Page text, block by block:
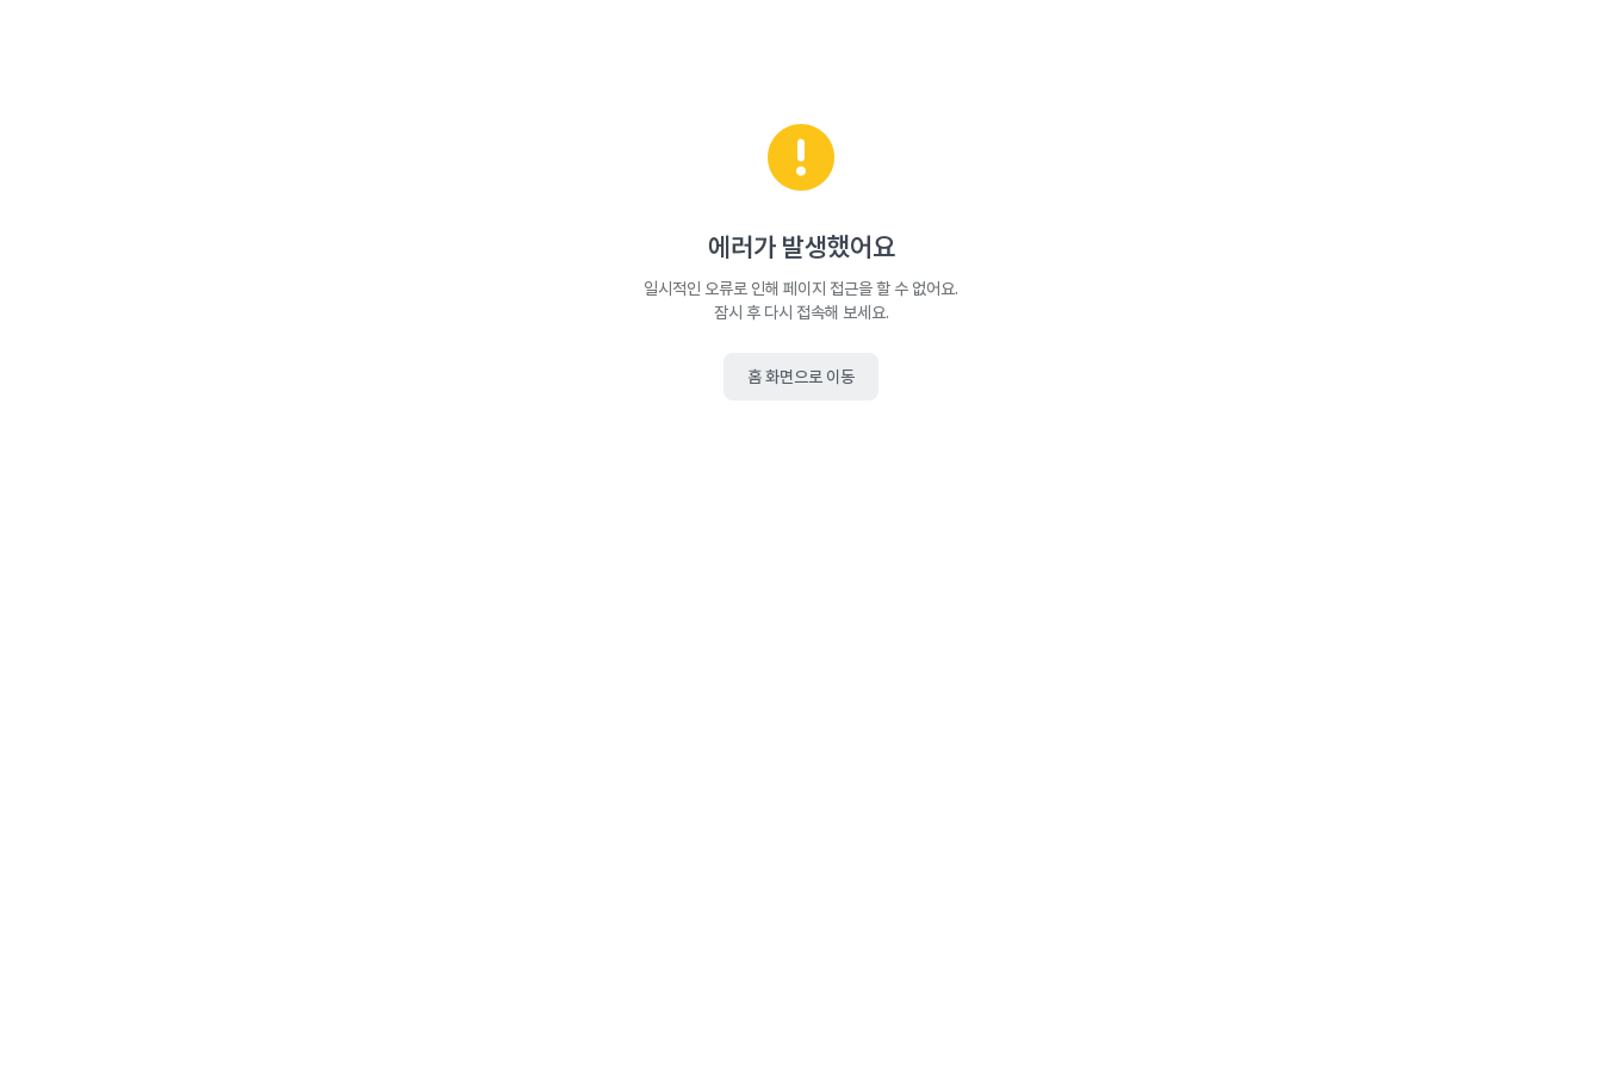
에러가 발생했어요
일시적인 오류로 인해 페이지 접근을 할 수 없어요.
잠시 후 다시 접속해 보세요.
홈 화면으로 이동